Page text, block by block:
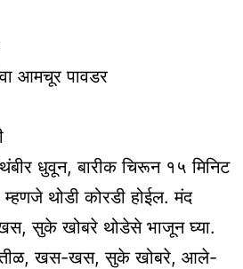
आमचूर पावडर
धुवून, बारीक चिरून १५ मिनिट
थोडी कोरडी होईल. मंद
सुके खोबरे थोडेसे भाजून घ्या.
तीळ, खस-खस, सुके खोबरे, आले-